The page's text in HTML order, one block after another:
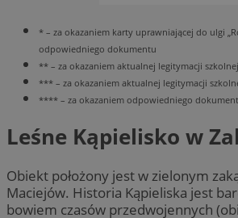
* – za okazaniem karty uprawniającej do ulgi
odpowiedniego dokumentu
** – za okazaniem aktualnej legitymacji szkolnej
*** – za okazaniem aktualnej legitymacji
**** – za okazaniem odpowiedniego
Leśne Kąpielisko w
Obiekt położony jest w zielonym
Maciejów. Historia Kąpieliska jest
bowiem czasów przedwojennych